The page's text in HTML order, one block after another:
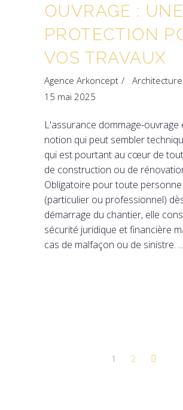
OUVRAGE : UNE
PROTECTION
VOS TRAVAUX
Agence Arkoncept
Architecture
15 mai 2025
L'assurance dommage-ouvrage
notion qui peut sembler
qui est pourtant au cœur de
de construction ou de
Obligatoire pour toute personne
(particulier ou professionnel)
démarrage du chantier, elle
sécurité juridique et financière
cas de malfaçon ou de sinistre.
1 2